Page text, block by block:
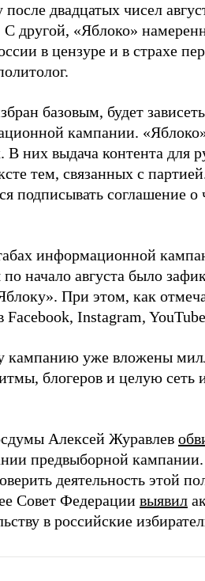
двадцатых чисел
другой, «Яблоко»
в цензуре и в страхе
базовым, будет
кампании.
В них выдача контента для
тем, связанных с
подписывать соглашение
информационной
начало августа было
При этом, как
Instagram,
кампанию уже вложены
блогеров и целую
Алексей Журавлев
предвыборной
деятельность этой
Совет Федерации выявил
в российские